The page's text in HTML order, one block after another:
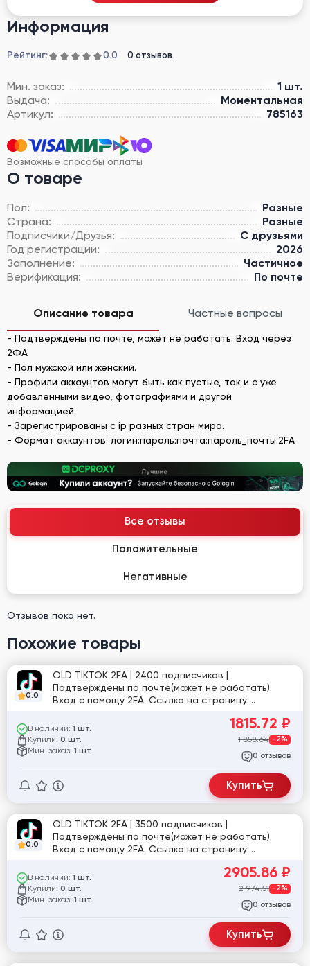
Информация
Рейтинг: 0.0 0 отзывов
Мин. заказ:
1 шт.
Выдача:
Моментальная
Артикул:
785163
Возможные способы оплаты
О товаре
Пол:
Разные
Страна:
Разные
Подписчики/Друзья:
С друзьями
Год регистрации:
2026
Заполнение:
Частичное
Верификация:
По почте
Описание товара Частные вопросы
- Подтверждены по почте, может не работать. Вход через
2ФА
- Пол мужской или женский.
- Профили аккаунтов могут быть как пустые, так и с уже
добавленными видео, фотографиями и другой
информацией.
- Зарегистрированы с ip разных стран мира.
- Формат аккаунтов: логин:пароль:почта:пароль_почты:2FA
Все отзывы
Положительные
Негативные
Отзывов пока нет.
Похожие товары
0.0
OLD TIKTOK 2FA | 2400 подписчиков |
Подтверждены по почте(может не работать).
Вход с помощу 2FA. Ссылка на страницу:
В наличии: 1 шт.
Купили: 0 шт.
Мин. заказ: 1 шт.
1815.72 ₽
1 858.64 -2%
0 отзывов
Купить
0.0
OLD TIKTOK 2FA | 3500 подписчиков |
Подтверждены по почте(может не работать).
Вход с помощу 2FA. Ссылка на страницу:
В наличии: 1 шт.
Купили: 0 шт.
Мин. заказ: 1 шт.
2905.86 ₽
2 974.51 -2%
0 отзывов
Купить